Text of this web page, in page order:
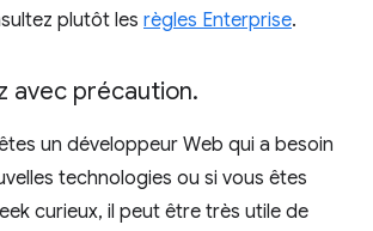
plutôt les règles Enterprise.
avec précaution.
un développeur Web qui a besoin
technologies ou si vous êtes
curieux, il peut être très utile de